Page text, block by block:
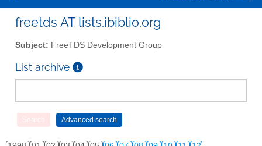
freetds AT lists.ibiblio.org
Subject: FreeTDS Development Group
List archive